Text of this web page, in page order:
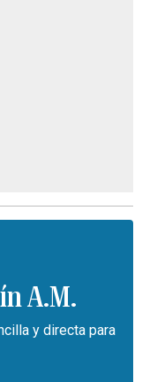
A.M.
y directa para